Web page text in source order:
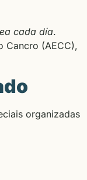
cada día.
Cancro (AECC),
organizadas